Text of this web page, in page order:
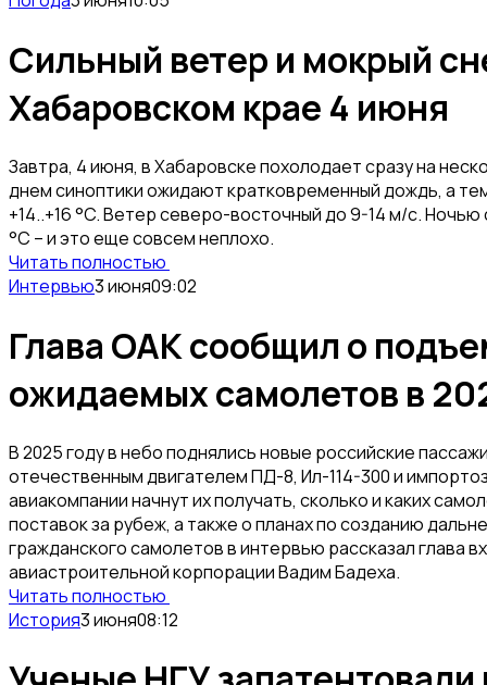
Сильный ветер и мокрый
Хабаровском крае 4 июня
Завтра, 4 июня, в Хабаровске похолодает сразу на
днем синоптики ожидают кратковременный дождь, а
+14..+16 °C. Ветер северо-восточный до 9-14 м/с.
°C – и это еще совсем неплохо.
Читать полностью
Интервью3 июня09:02
Глава ОАК сообщил о
ожидаемых самолетов в
В 2025 году в небо поднялись новые российские
отечественным двигателем ПД-8, Ил-114-300 и
авиакомпании начнут их получать, сколько и каких
поставок за рубеж, а также о планах по созданию
гражданского самолетов в интервью рассказал глава
авиастроительной корпорации Вадим Бадеха.
Читать полностью
История3 июня08:12